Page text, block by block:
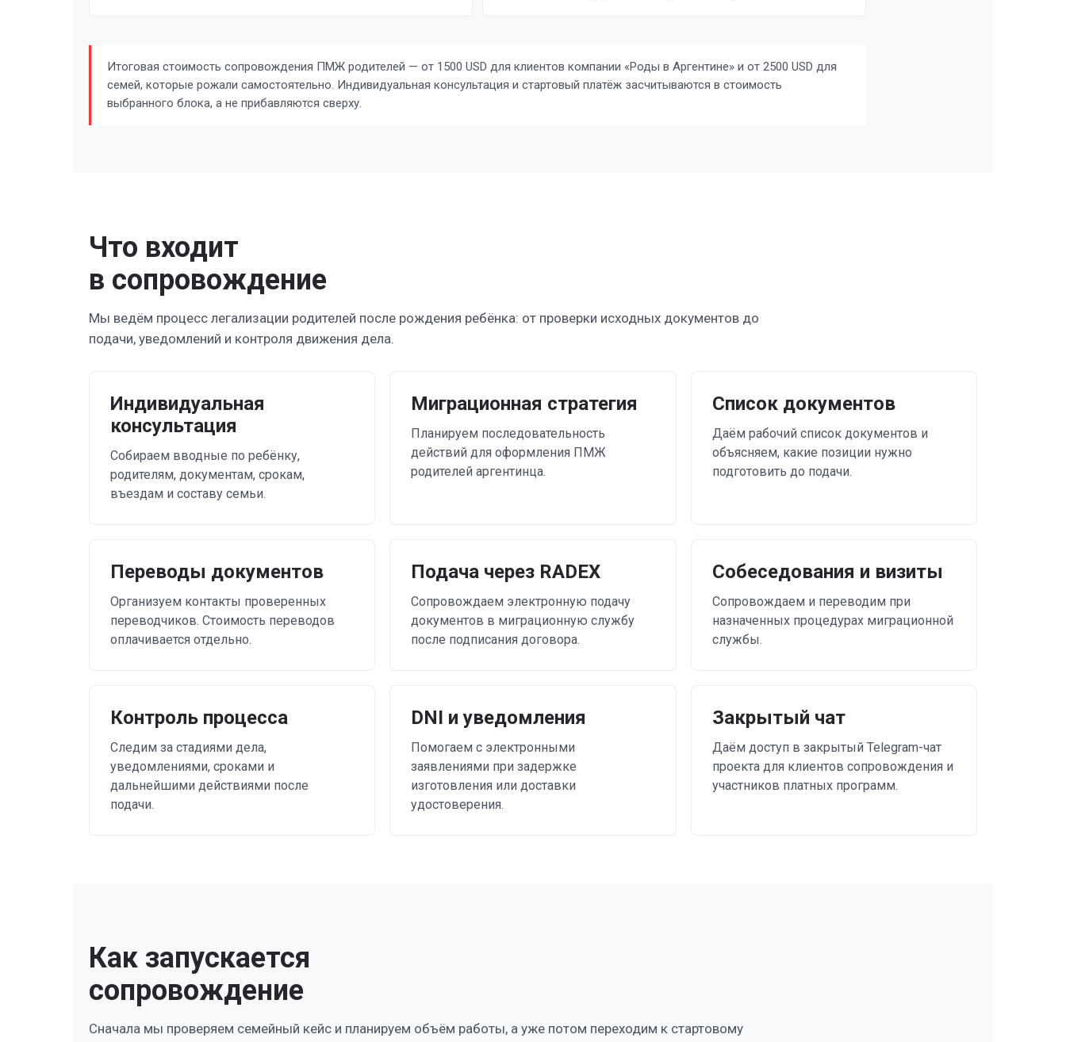
Итоговая стоимость сопровождения ПМЖ родителей — от 1500 USD для клиентов компании «Роды в Аргентине» и от 2500 USD для
семей, которые рожали самостоятельно. Индивидуальная консультация и стартовый платёж засчитываются в стоимость
выбранного блока, а не прибавляются сверху.
Что входит
в сопровождение
Мы ведём процесс легализации родителей после рождения ребёнка: от проверки исходных документов до
подачи, уведомлений и контроля движения дела.
Индивидуальная
консультация
Собираем вводные по ребёнку,
родителям, документам, срокам,
въездам и составу семьи.
Миграционная стратегия
Планируем последовательность
действий для оформления ПМЖ
родителей аргентинца.
Список документов
Даём рабочий список документов и
объясняем, какие позиции нужно
подготовить до подачи.
Переводы документов
Организуем контакты проверенных
переводчиков. Стоимость переводов
оплачивается отдельно.
Подача через RADEX
Сопровождаем электронную подачу
документов в миграционную службу
после подписания договора.
Собеседования и визиты
Сопровождаем и переводим при
назначенных процедурах миграционной
службы.
Контроль процесса
Следим за стадиями дела,
уведомлениями, сроками и
дальнейшими действиями после
подачи.
DNI и уведомления
Помогаем с электронными
заявлениями при задержке
изготовления или доставки
удостоверения.
Закрытый чат
Даём доступ в закрытый Telegram-чат
проекта для клиентов сопровождения и
участников платных программ.
Как запускается
сопровождение
Сначала мы проверяем семейный кейс и планируем объём работы, а уже потом переходим к стартовому